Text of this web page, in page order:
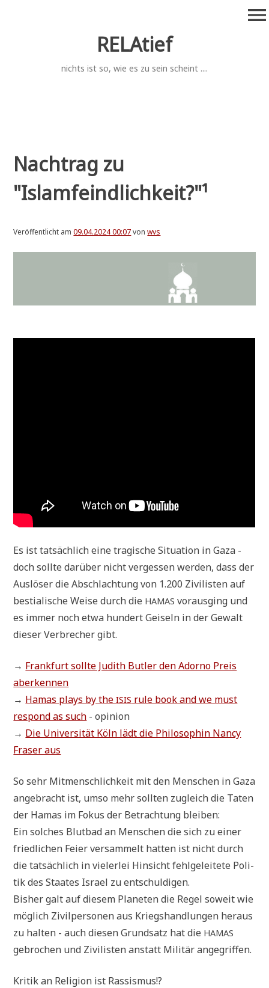
RELAtief
nichts ist so, wie es zu sein scheint ....
menu
Nachtrag zu
"Islamfeindlichkeit?"¹
Veröffentlicht am09.04.2024 00:07vonwvs
Es ist tat­säch­lich eine tra­gi­sche Situa­ti­on in Gaza -
doch soll­te dar­über nicht ver­ges­sen wer­den, dass der
Aus­lö­ser die Abschlach­tung von 1.200 Zivi­li­sten auf
bestia­li­sche Wei­se durch die HAMAS vor­aus­ging und
es immer noch etwa hun­dert Gei­seln in der Gewalt
die­ser Ver­bre­cher gibt.
→ Frank­furt soll­te Judith But­ler den Ador­no Preis
aberkennen
→ Hamas plays by theISIS rule book and we must
respond as such - opinion
→ Die Uni­ver­si­tät Köln lädt die Phi­lo­so­phin Nan­cy
Fra­ser aus
So sehr Mit­mensch­lich­keit mit den Men­schen in Gaza
ange­bracht ist, umso mehr soll­ten zugleich die Taten
der Hamas im Fokus der Betrach­tung bleiben:
Ein sol­ches Blut­bad an Men­schen die sich zu einer
fried­li­chen Fei­er ver­sam­melt hat­ten ist nicht durch
die tat­säch­lich in vie­ler­lei Hin­sicht fehl­ge­lei­te­te Poli­
tik des Staa­tes Isra­el zu entschuldigen.
Bis­her galt auf die­sem Pla­ne­ten die Regel soweit wie
mög­lich Zivil­per­so­nen aus Kriegs­hand­lun­gen her­aus
zu hal­ten - auch die­sen Grund­satz hat die HAMAS
gebro­chen und Zivi­li­sten anstatt Mili­tär angegriffen.
Kri­tik an Reli­gi­on ist Rassismus!?